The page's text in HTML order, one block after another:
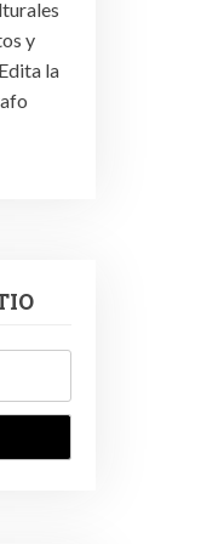
y
la